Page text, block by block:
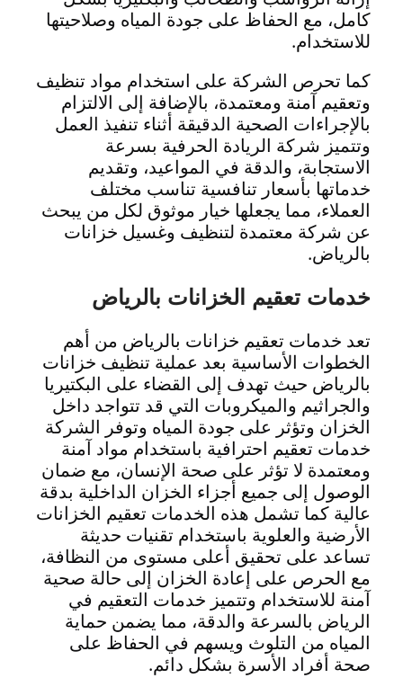
كامل، مع الحفاظ على جودة المياه وصلاحيتها
للاستخدام.
كما تحرص الشركة على استخدام مواد تنظيف
وتعقيم آمنة ومعتمدة، بالإضافة إلى الالتزام
بالإجراءات الصحية الدقيقة أثناء تنفيذ العمل
وتتميز شركة الريادة الحرفية بسرعة
الاستجابة، والدقة في المواعيد، وتقديم
خدماتها بأسعار تنافسية تناسب مختلف
العملاء، مما يجعلها خيار موثوق لكل من يبحث
عن شركة معتمدة لتنظيف وغسيل خزانات
بالرياض.
خدمات تعقيم الخزانات بالرياض
تعد خدمات تعقيم خزانات بالرياض من أهم
الخطوات الأساسية بعد عملية تنظيف خزانات
بالرياض حيث تهدف إلى القضاء على البكتيريا
والجراثيم والميكروبات التي قد تتواجد داخل
الخزان وتؤثر على جودة المياه وتوفر الشركة
خدمات تعقيم احترافية باستخدام مواد آمنة
ومعتمدة لا تؤثر على صحة الإنسان، مع ضمان
الوصول إلى جميع أجزاء الخزان الداخلية بدقة
عالية كما تشمل هذه الخدمات تعقيم الخزانات
الأرضية والعلوية باستخدام تقنيات حديثة
تساعد على تحقيق أعلى مستوى من النظافة،
مع الحرص على إعادة الخزان إلى حالة صحية
آمنة للاستخدام وتتميز خدمات التعقيم في
الرياض بالسرعة والدقة، مما يضمن حماية
المياه من التلوث ويسهم في الحفاظ على
صحة أفراد الأسرة بشكل دائم.